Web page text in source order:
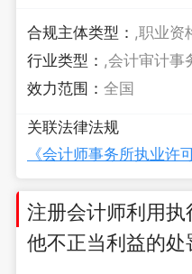
合规主体类型： ,职业资
行业类型： ,会计审计事
效力范围： 全国
关联法律法规
注册会计师利用
他不正当利益的处